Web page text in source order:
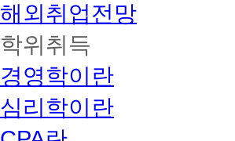
해외취업전망
학위취득
경영학이란
심리학이란